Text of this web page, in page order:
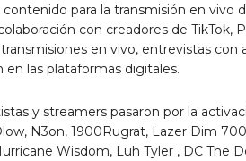
para la transmisión en vivo
con creadores de
en vivo, entrevistas
en las plataformas digitales.
y streamers pasaron por la
N3on, 1900Rugrat, Lazer Dim
Wisdom, Luh Tyler , DC The